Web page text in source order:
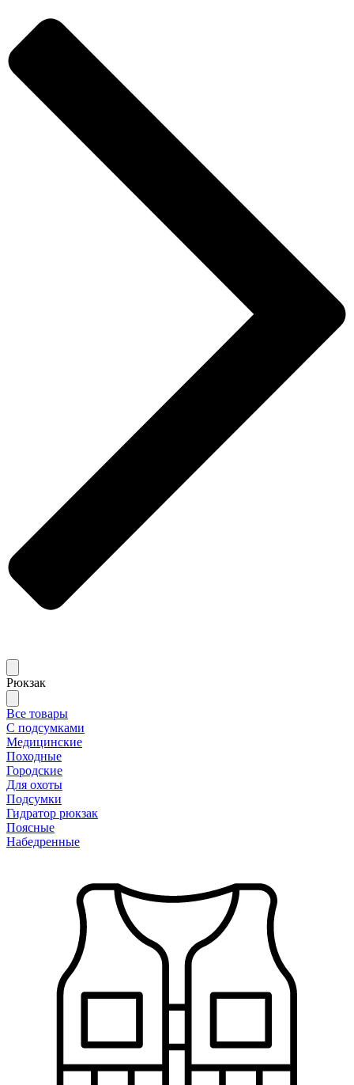
Рюкзак
Все товары
С подсумками
Медицинские
Походные
Городские
Для охоты
Подсумки
Гидратор рюкзак
Поясные
Набедренные